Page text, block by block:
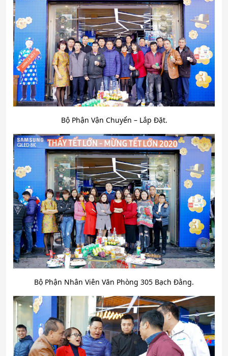
Bộ Phận Vận Chuyển – Lắp Đặt.
Bộ Phận Nhân Viên Văn Phòng 305 Bạch Đằng.